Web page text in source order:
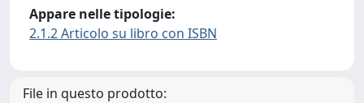
Appare nelle tipologie:
2.1.2 Articolo su libro con ISBN
File in questo prodotto: